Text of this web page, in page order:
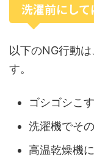
洗濯前にし
以下のNG行動
す。
ゴシゴシこ
洗濯機でそ
高温乾燥機